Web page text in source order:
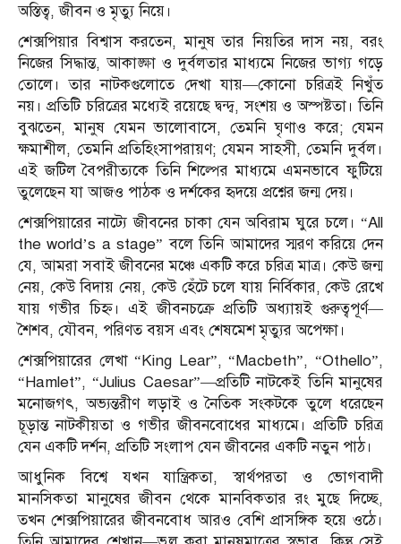
অস্তিত্ব, জীবন ও মৃত্যু নিয়ে।
শেক্সপিয়ার বিশ্বাস করতেন, মানুষ তার নিয়তির দাস নয়, বরং
নিজের সিদ্ধান্ত, আকাঙ্ক্ষা ও দুর্বলতার মাধ্যমে নিজের ভাগ্য গড়ে
তোলে। তার নাটকগুলোতে দেখা যায়—কোনো চরিত্রই নিখুঁত
নয়। প্রতিটি চরিত্রের মধ্যেই রয়েছে দ্বন্দ্ব, সংশয় ও অস্পষ্টতা। তিনি
বুঝতেন, মানুষ যেমন ভালোবাসে, তেমনি ঘৃণাও করে; যেমন
ক্ষমাশীল, তেমনি প্রতিহিংসাপরায়ণ; যেমন সাহসী, তেমনি দুর্বল।
এই জটিল বৈপরীত্যকে তিনি শিল্পের মাধ্যমে এমনভাবে ফুটিয়ে
তুলেছেন যা আজও পাঠক ও দর্শকের হৃদয়ে প্রশ্নের জন্ম দেয়।
শেক্সপিয়ারের নাট্যে জীবনের চাকা যেন অবিরাম ঘুরে চলে। “All
the world’s a stage” বলে তিনি আমাদের স্মরণ করিয়ে দেন
যে, আমরা সবাই জীবনের মঞ্চে একটি করে চরিত্র মাত্র। কেউ জন্ম
নেয়, কেউ বিদায় নেয়, কেউ হেঁটে চলে যায় নির্বিকার, কেউ রেখে
যায় গভীর চিহ্ন। এই জীবনচক্রে প্রতিটি অধ্যায়ই গুরুত্বপূর্ণ—
শৈশব, যৌবন, পরিণত বয়স এবং শেষমেশ মৃত্যুর অপেক্ষা।
শেক্সপিয়ারের লেখা “King Lear”, “Macbeth”, “Othello”,
“Hamlet”, “Julius Caesar”—প্রতিটি নাটকেই তিনি মানুষের
মনোজগৎ, অভ্যন্তরীণ লড়াই ও নৈতিক সংকটকে তুলে ধরেছেন
চূড়ান্ত নাটকীয়তা ও গভীর জীবনবোধের মাধ্যমে। প্রতিটি চরিত্র
যেন একটি দর্শন, প্রতিটি সংলাপ যেন জীবনের একটি নতুন পাঠ।
আধুনিক বিশ্বে যখন যান্ত্রিকতা, স্বার্থপরতা ও ভোগবাদী
মানসিকতা মানুষের জীবন থেকে মানবিকতার রং মুছে দিচ্ছে,
তখন শেক্সপিয়ারের জীবনবোধ আরও বেশি প্রাসঙ্গিক হয়ে ওঠে।